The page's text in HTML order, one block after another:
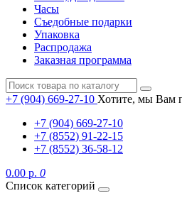
Часы
Съедобные подарки
Упаковка
Распродажа
Заказная программа
+7 (904) 669-27-10 Хотите, мы Вам
+7 (904) 669-27-10
+7 (8552) 91-22-15
+7 (8552) 36-58-12
0.00 р. 0
Список категорий